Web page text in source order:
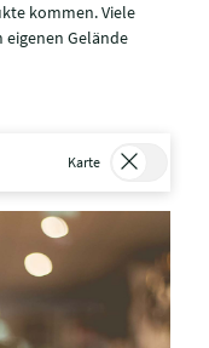
kommen. Viele
Gelände
Karte